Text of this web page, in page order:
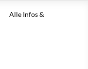
Alle Infos &